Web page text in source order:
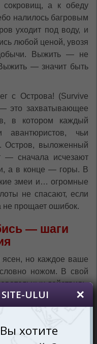
сокровищ, а к обеду
налилось багровым
уходит под воду, и
любой ценой, увозя
Выжить — не
— значит быть
с Острова! (Survive
это захватывающее
в котором каждый
авантюристов, чьи
Остров, выложенный
— сначала исчезают
а в конце — горы. В
змеи и… огромные
не спасают, если
не прощает ошибок.
— шаги
ясен, но каждое ваше
ножом. В свой
действия: